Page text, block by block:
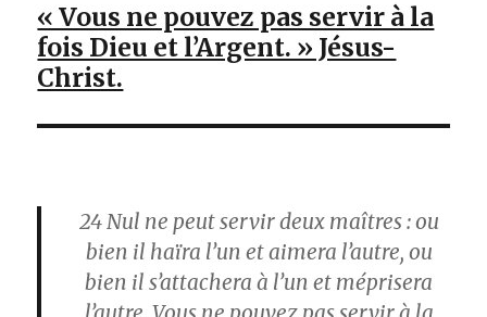
« Vous ne pouvez pas servir à la
fois Dieu et l’Argent. » Jésus-
Christ.
24Nul ne peut servir deux maîtres : ou
bien il haïra l’un et aimera l’autre, ou
bien il s’attachera à l’un et méprisera